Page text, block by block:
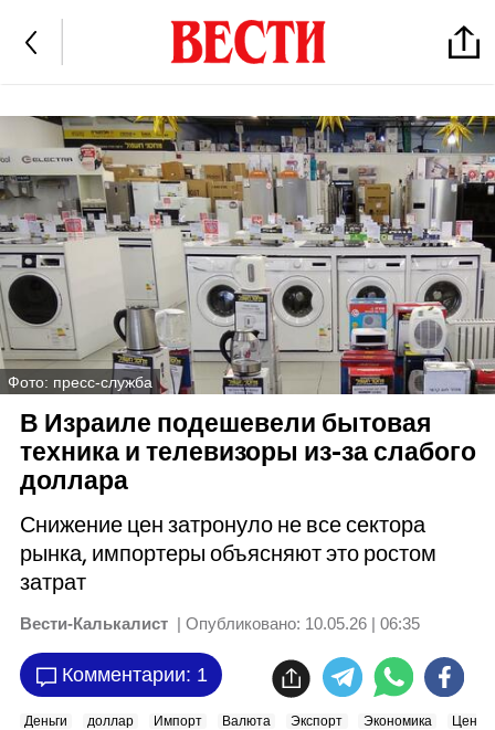
Фото: пресс-служба
В Израиле подешевели бытовая
техника и телевизоры из-за слабого
доллара
Снижение цен затронуло не все сектора
рынка, импортеры объясняют это ростом
затрат
Вести-Калькалист | Опубликовано: 10.05.26 | 06:35
Комментарии: 1
Деньги доллар Импорт Валюта Экспорт Экономика Цены